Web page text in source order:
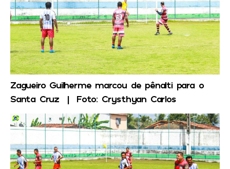
Zagueiro Guilherme marcou de pênalti para o
Santa Cruz | Foto: Crysthyan Carlos